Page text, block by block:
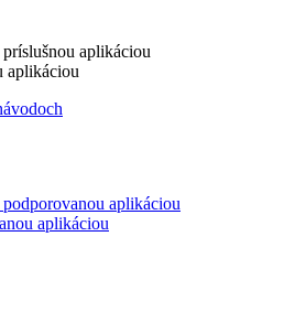
aplikáciou
aplikáciou
podporovanou aplikáciou
aplikáciou